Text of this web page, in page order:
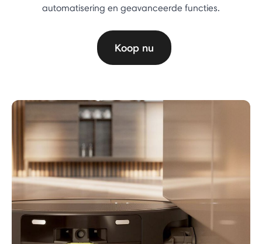
automatisering en geavanceerde functies.
Koop nu